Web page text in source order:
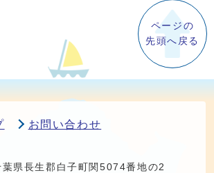
ページの
先頭へ戻る
お問い合わせ
県長生郡白子町関5074番地の2